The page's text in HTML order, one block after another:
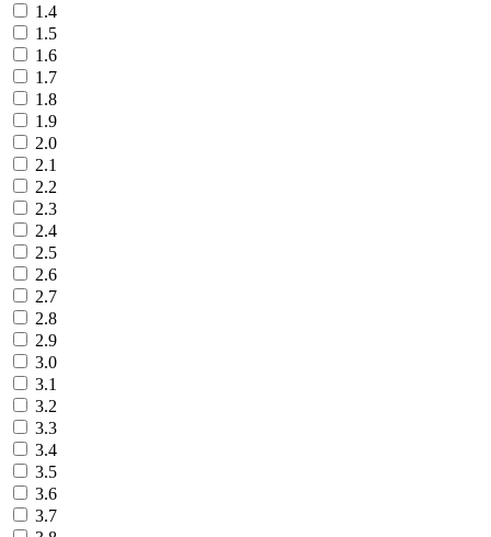
1.4
1.5
1.6
1.7
1.8
1.9
2.0
2.1
2.2
2.3
2.4
2.5
2.6
2.7
2.8
2.9
3.0
3.1
3.2
3.3
3.4
3.5
3.6
3.7